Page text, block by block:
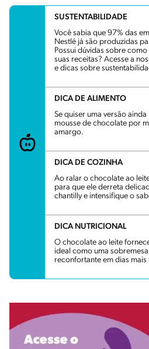
SUSTENTABILIDADE
Você sabia que 97% das
Nestlé já são produzidas
Possui dúvidas sobre
suas receitas? Acesse a
e dicas sobre
DICA DE ALIMENTO
Se quiser uma versão
mousse de chocolate por
amargo.
DICA DE COZINHA
Ao ralar o chocolate ao
para que ele derreta
chantilly e intensifique o
DICA NUTRICIONAL
O chocolate ao leite
ideal como uma
reconfortante em dias mais